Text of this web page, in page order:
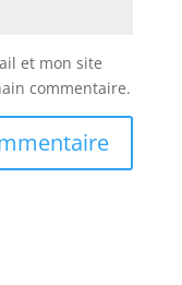
et mon site
commentaire.